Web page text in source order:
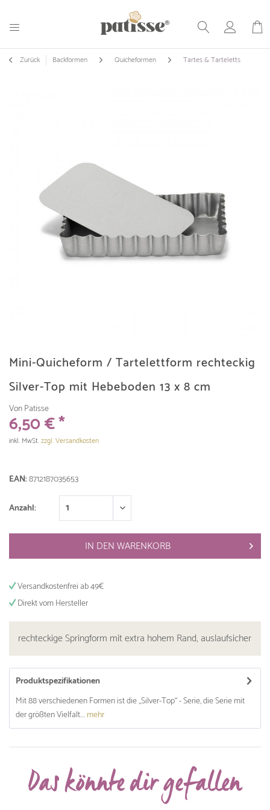
Zurück Backformen Quicheformen Tartes & Tarteletts
Mini-Quicheform / Tartelettform rechteckig
Silver-Top mit Hebeboden 13 x 8 cm
Von Patisse
rechteckige Springform mit extra hohem Rand, auslaufsicher
6,50 € *
inkl. MwSt.zzgl. Versandkosten
EAN:8712187035653
Anzahl:
IN DENWARENKORB
Versandkostenfrei ab 49€
Direkt vom Hersteller
Produktspezifikationen
Mit 88 verschiedenen Formen ist die „Silver-Top“ - Serie, die Serie mit
der größten Vielfalt....mehr
Das könnte dir gefallen